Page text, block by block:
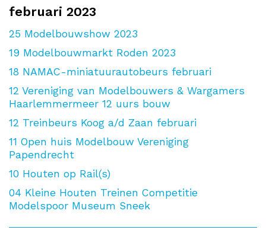
februari 2023
25 Modelbouwshow 2023
19 Modelbouwmarkt Roden 2023
18 NAMAC-miniatuurautobeurs februari
12 Vereniging van Modelbouwers & Wargamers
Haarlemmermeer 12 uurs bouw
12 Treinbeurs Koog a/d Zaan februari
11 Open huis Modelbouw Vereniging
Papendrecht
10 Houten op Rail(s)
04 Kleine Houten Treinen Competitie
Modelspoor Museum Sneek